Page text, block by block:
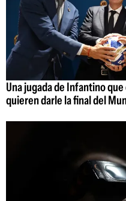
Una jugada de Infantino
quieren darle la final del